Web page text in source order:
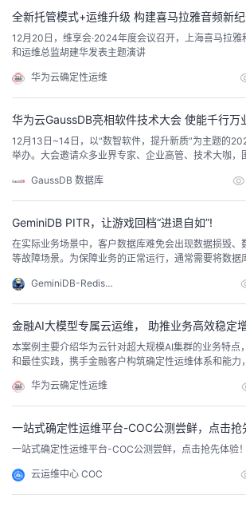
者
我
子
直
播
的
活
动
我
的
关
注
我
的
开
发
者
学
我
的
Programs
我
的
支
持
全新托管模式+运维升级 构建喜马拉雅音频新
12月20日，维享会·2024年度会议召开，上海喜马拉雅
和运维总监胡建华发表主题演讲
华为云确定性运维
华为云GaussDB亮相软件技术大会 使能千行万
12月13日~14日，以“数智软件，提升新质”为主题的
举办。大会邀请众多业界专家、企业高管、技术大咖，
CTO 苏光牛围绕《华为云GaussDB砥砺前行 使能千行
主题分享。在真实场景中试炼的GaussDB苏光牛表示
GaussDB 数据库
GeminiDB PITR，让游戏回档“进退自如”!
在实际业务场景中，客户数据库难免会出现数据损毁、
等故障场景。为保障业务的正常运行，通常需要将数据
行恢复。因其数据恢复耗时较长，可恢复时间颗粒度较
严重。
GeminiDB-Redis博客
金融AI大模型专属云运维， 助推业务高效稳定
本案例主要介绍华为云针对超大规模AI集群的业务特点
和最佳实践，携手金融客户构筑确定性运维体系和能力
华为云确定性运维
一站式确定性运维平台-COC公测尝鲜，点击抢
一站式确定性运维平台-COC公测尝鲜，点击抢先体验！
云运维中心 COC